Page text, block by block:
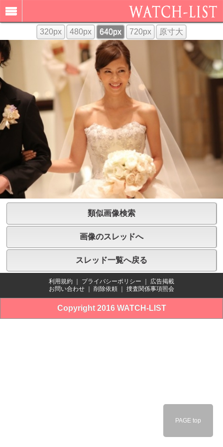
320px 480px 640px 720px 原寸大
類似画像検索
画像のスレッドへ
スレッド一覧へ戻る
利用規約 ｜ プライバシーポリシー ｜ 広告掲載
お問い合わせ ｜ 削除依頼 ｜ 捜査関係事項照会
Copyright 2016 WATCH-LIST
PAGE top